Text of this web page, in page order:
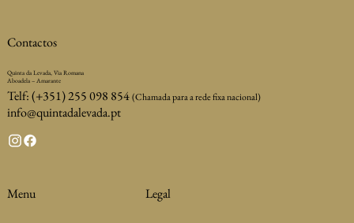
Contactos
Quinta da Levada, Via Romana
Aboadela – Amarante
Telf: (+351) 255 098 854(Chamada para a rede fixa nacional)
info@quintadalevada.pt
Menu Legal